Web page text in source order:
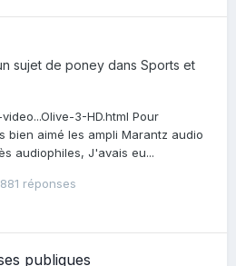
sujet de poney dans Sports et
3-HD.html Pour
bien aimé les ampli Marantz audio
audiophiles, J'avais eu...
881 réponses
publiques